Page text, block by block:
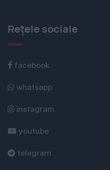
Rețele sociale
facebook
whatsapp
instagram
youtube
telegram